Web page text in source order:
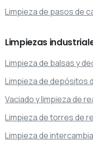
Limpieza de pasos de
Limpiezas
Limpieza de balsas y
Limpieza de depósitos
Vaciado y limpieza de
Limpieza de torres de
Limpieza de